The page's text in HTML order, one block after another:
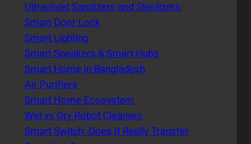
Ultraviolet Sanitizers and Sterilizers
Smart Door Lock
Smart Lighting
Smart Speakers & Smart Hubs
Smart Home in Bangladesh
Air Purifiers
Smart Home Ecosystem
Wet vs Dry Robot Cleaners
Smart Switch: Does It Really Transfer